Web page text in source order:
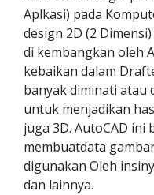
Aplkasi) pada
design 2D (2
di kembangkan oleh
kebaikan dalam
banyak diminati atau
untuk menjadikan
juga 3D. AutoCAD
membuatdata
digunakan Oleh
dan lainnya.